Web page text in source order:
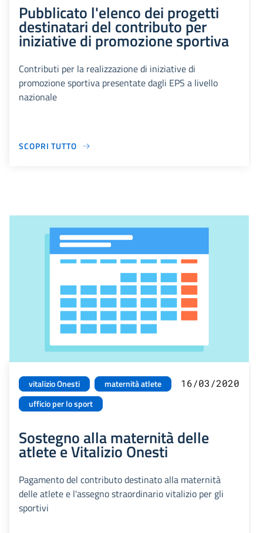
Pubblicato l'elenco dei progetti
destinatari del contributo per
iniziative di promozione sportiva
Contributi per la realizzazione di iniziative di
promozione sportiva presentate dagli EPS a livello
nazionale
SCOPRI TUTTO
vitalizio Onesti
maternità atlete
ufficio per lo sport
16/03/2020
Sostegno alla maternità delle
atlete e Vitalizio Onesti
Pagamento del contributo destinato alla maternità
delle atlete e l'assegno straordinario vitalizio per gli
sportivi